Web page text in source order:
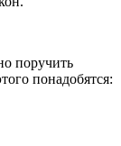
поручить
понадобятся: